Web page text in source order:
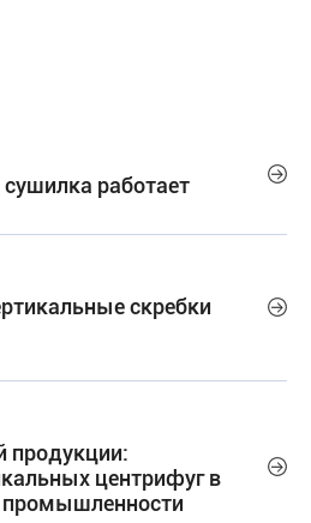
работает 
скребки

продукции:
центрифуг в
